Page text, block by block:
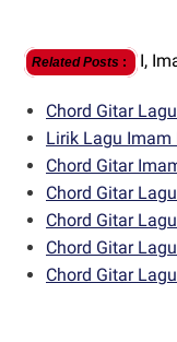
Related Posts : I,
Chord Gitar
Lirik Lagu Imam
Chord Gitar
Chord Gitar
Chord Gitar
Chord Gitar
Chord Gitar